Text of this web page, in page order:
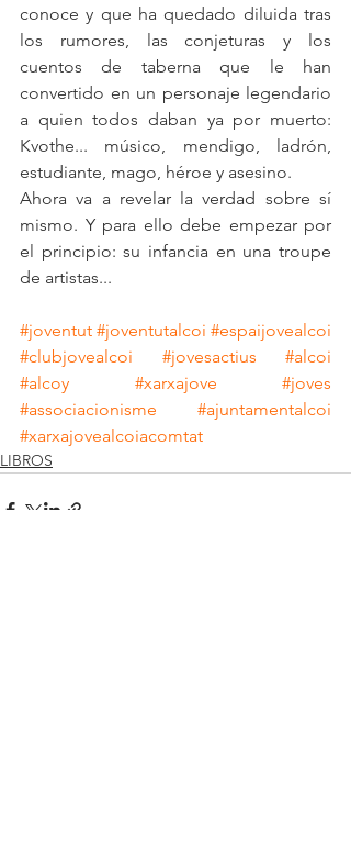
conoce y que ha quedado diluida tras
los rumores, las conjeturas y los
cuentos de taberna que le han
convertido en un personaje legendario
a quien todos daban ya por muerto:
Kvothe... músico, mendigo, ladrón,
estudiante, mago, héroe y asesino.
Ahora va a revelar la verdad sobre sí
mismo. Y para ello debe empezar por
el principio: su infancia en una troupe
de artistas...
#joventut #joventutalcoi #espaijovealcoi
#clubjovealcoi
#jovesactius
#alcoi
#alcoy
#xarxajove
#joves
#associacionisme
#ajuntamentalcoi
#xarxajovealcoiacomtat
LIBROS